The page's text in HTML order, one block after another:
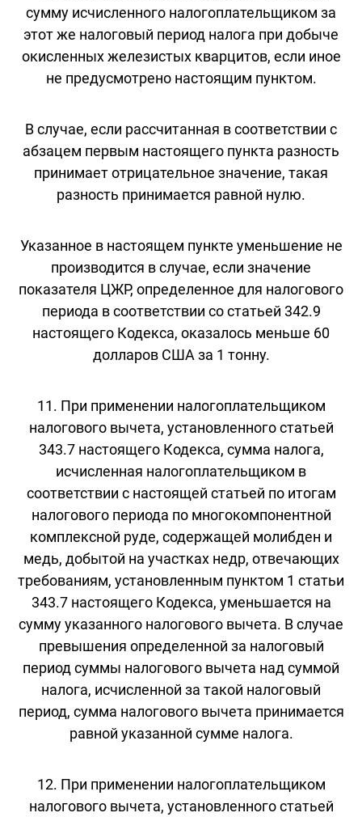
сумму исчисленного налогоплательщиком за
этот же налоговый период налога при добыче
окисленных железистых кварцитов, если иное
не предусмотрено настоящим пунктом.
В случае, если рассчитанная в соответствии с
абзацем первым настоящего пункта разность
принимает отрицательное значение, такая
разность принимается равной нулю.
Указанное в настоящем пункте уменьшение не
производится в случае, если значение
показателя ЦЖР, определенное для налогового
периода в соответствии со статьей 342.9
настоящего Кодекса, оказалось меньше 60
долларов США за 1 тонну.
11. При применении налогоплательщиком
налогового вычета, установленного статьей
343.7 настоящего Кодекса, сумма налога,
исчисленная налогоплательщиком в
соответствии с настоящей статьей по итогам
налогового периода по многокомпонентной
комплексной руде, содержащей молибден и
медь, добытой на участках недр, отвечающих
требованиям, установленным пунктом 1 статьи
343.7 настоящего Кодекса, уменьшается на
сумму указанного налогового вычета. В случае
превышения определенной за налоговый
период суммы налогового вычета над суммой
налога, исчисленной за такой налоговый
период, сумма налогового вычета принимается
равной указанной сумме налога.
12. При применении налогоплательщиком
налогового вычета, установленного статьей